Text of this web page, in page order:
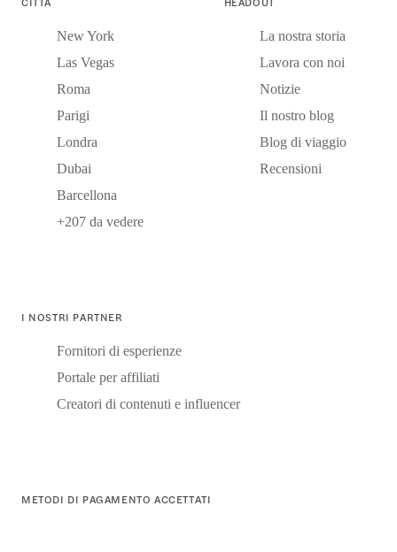
New York
Las Vegas
Roma
Parigi
Londra
Dubai
Barcellona
+207 da vedere
La nostra storia
Lavora con noi
Notizie
Il nostro blog
Blog di viaggio
Recensioni
I NOSTRI PARTNER
Fornitori di esperienze
Portale per affiliati
Creatori di contenuti e influencer
METODI DI PAGAMENTO ACCETTATI